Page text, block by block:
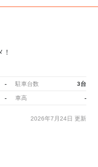
- 駐車台数 3台
- 車高 -
2026年7月24日 更新